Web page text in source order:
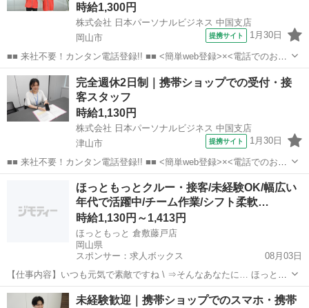
時給1,300円
株式会社 日本パーソナルビジネス 中国支店
岡山市
提携サイト 1月30日
■■ 来社不要！カンタン電話登録!! ■■ <簡単web登録>×<電話でのお仕
事紹介> で、来社なくお仕事探しが可能です♪ 基本情報を入力したら
電話で希望を伝えるだけでOK★ 営業、ラウンダー、事務のお仕事も
あります♪ ご希...
岡山 岡山市 店長
完全週休2日制｜携帯ショップでの受付・接
客スタッフ
時給1,130円
株式会社 日本パーソナルビジネス 中国支店
津山市
提携サイト 1月30日
■■ 来社不要！カンタン電話登録!! ■■ <簡単web登録>×<電話でのお仕
事紹介> で、来社なくお仕事探しが可能です♪ 基本情報を入力したら
電話で希望を伝えるだけでOK★ 営業、ラウンダー、事務のお仕事も
あります♪ ご希...
津山市 店長
ほっともっとクルー・接客/未経験OK/幅広い
年代で活躍中/チーム作業/シフト柔軟…
時給1,130円～1,413円
ほっともっと 倉敷藤戸店
岡山県
スポンサー：求人ボックス
08月03日
【仕事内容】いつも元気で素敵ですね \ ⇒そんなあなたに… ほっとも
っと”クルーがピッタリ! 初心者OK 先輩クルーが丁寧に教えます さら
に動画マニュアルがわかりやすい! 勤務日にはほっともっとの美味しい
アルバイト・パート
未経験歓迎｜携帯ショップでのスマホ・携帯